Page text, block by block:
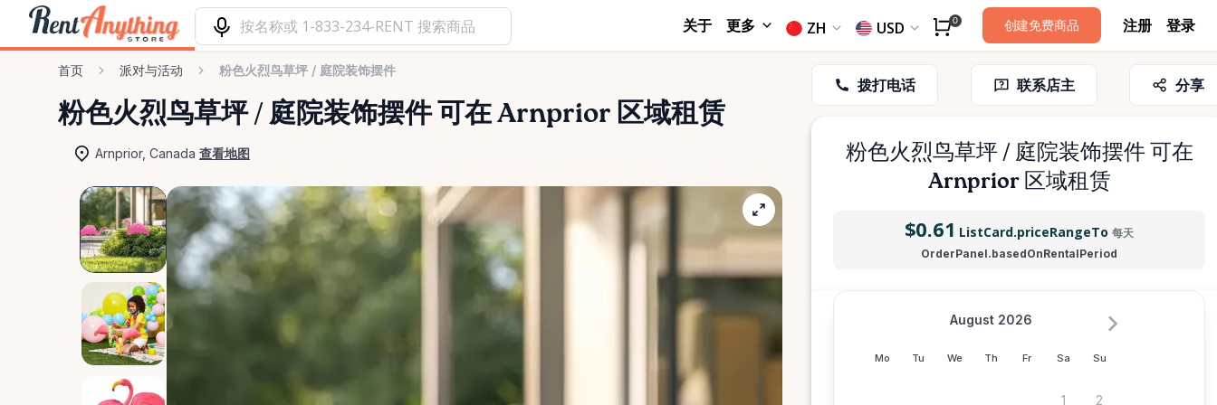
关于 更多 ZH USD 0 创建免费商品 注册 登录
首页 派对与活动 粉色火烈鸟草坪 / 庭院装饰摆件
粉色火烈鸟草坪 ​/​ 庭院装饰摆件可在 Arnprior 区域租赁
Arnprior, Canada 查看地图
拨打电话 联系店主 分享
粉色火烈鸟草坪 ​/​ 庭院装饰摆件可在
Arnprior 区域租赁
$0.61 ListCard.priceRangeTo 每天
OrderPanel.basedOnRentalPeriod
Mo Tu We Th Fr Sa Su
August 2026
1 2